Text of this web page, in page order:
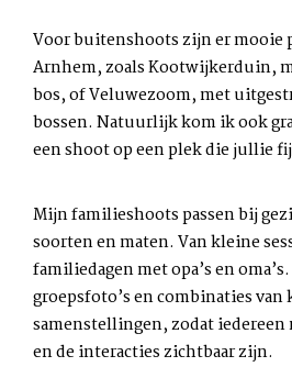
Voor buitenshoots zijn er mooie
Arnhem, zoalsKootwijkerduin,
bos, ofVeluwezoom, met
bossen. Natuurlijk kom ik ook
een shoot op een plek die jullie
Mijn familieshoots passen bij
soorten en maten. Van kleine
familiedagen met opa’s en
groepsfoto’s en combinaties van
samenstellingen, zodat
en de interacties zichtbaar zijn.